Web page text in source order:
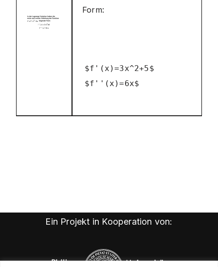
Form:
$f'(x)=3x^2+5$
$f''(x)=6x$
Ein Projekt in Kooperation von: